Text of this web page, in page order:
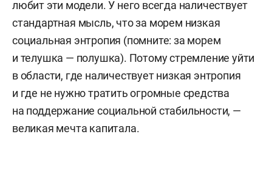
любит эти модели. У него всегда наличествует
стандартная мысль, что за морем низкая
социальная энтропия (помните: за морем
и телушка — полушка). Потому стремление уйти
в области, где наличествует низкая энтропия
и где не нужно тратить огромные средства
на поддержание социальной стабильности, —
великая мечта капитала.